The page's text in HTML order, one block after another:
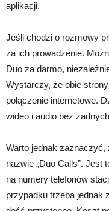
aplikacji.
Jeśli chodzi o rozmowy
za ich prowadzenie.
Duo za darmo,
Wystarczy, że obie
połączenie internetowe.
wideo i audio bez
Warto jednak zaznaczyć,
nazwie „Duo Calls”. Jest
na numery telefonów
przypadku trzeba jednak